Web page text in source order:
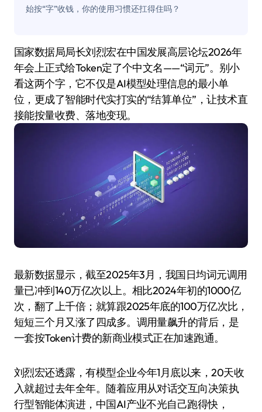
始按“字”收钱，你的使用习惯还扛得住吗？
国家数据局局长刘烈宏在中国发展高层论坛2026年
年会上正式给Token定了个中文名——“词元”。别小
看这两个字，它不仅是AI模型处理信息的最小单
位，更成了智能时代实打实的“结算单位”，让技术直
接能按量收费、落地变现。
最新数据显示，截至2025年3月，我国日均词元调用
量已冲到140万亿次以上。相比2024年初的1000亿
次，翻了上千倍；就算跟2025年底的100万亿次比，
短短三个月又涨了四成多。调用量飙升的背后，是
一套按Token计费的新商业模式正在加速跑通。
刘烈宏还透露，有模型企业今年1月底以来，20天收
入就超过去年全年。随着应用从对话交互向决策执
行型智能体演进，中国AI产业不光自己跑得快，